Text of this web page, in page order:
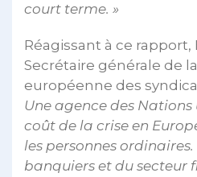
court terme. »
Réagissant à ce
Secrétaire générale de
européenne des
Une agence des
coût de la crise en
les personnes ordinaires.
banquiers et du secteur